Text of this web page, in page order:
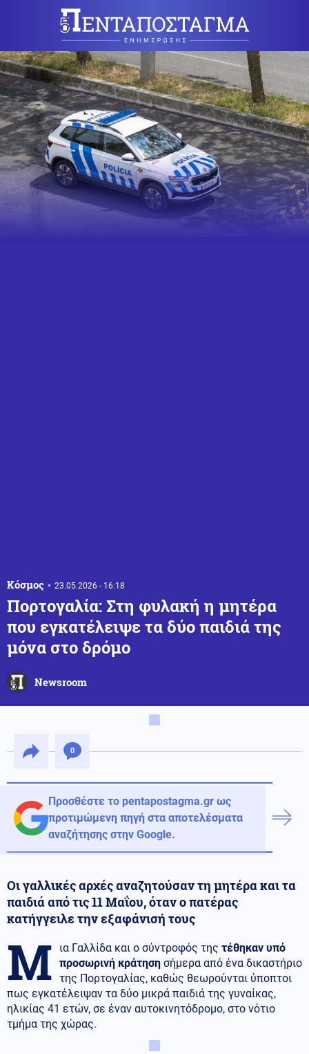
Κόσμος 23.05.2026 - 16:18
Πορτογαλία: Στη φυλακή η μητέρα
που εγκατέλειψε τα δύο παιδιά της
μόνα στο δρόμο
Newsroom
0
Προσθέστε το pentapostagma.gr ως
προτιμώμενη πηγή στα αποτελέσματα
αναζήτησης στην Google.
Οι γαλλικές αρχές αναζητούσαν τη μητέρα και τα
παιδιά από τις 11 Μαΐου, όταν ο πατέρας
κατήγγειλε την εξαφάνισή τους
Μ ια Γαλλίδα και ο σύντροφός της τέθηκαν υπό
προσωρινή κράτηση σήμερα από ένα δικαστήριο
της Πορτογαλίας, καθώς θεωρούνται ύποπτοι
πως εγκατέλειψαν τα δύο μικρά παιδιά της γυναίκας,
ηλικίας 41 ετών, σε έναν αυτοκινητόδρομο, στο νότιο
τμήμα της χώρας.